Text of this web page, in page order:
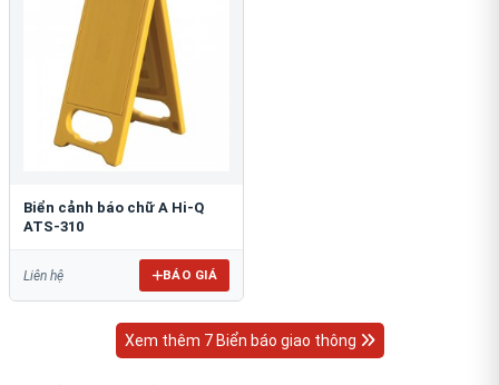
Biển cảnh báo chữ A Hi-Q
ATS-310
Liên hệ BÁO GIÁ
Xem thêm 7 Biển báo giao thông